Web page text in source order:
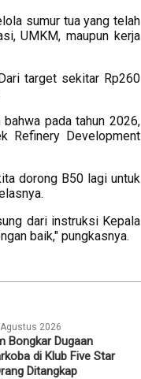
sumur tua yang telah
UMKM, maupun kerja
target sekitar Rp260
pada tahun 2026,
Refinery Development
dorong B50 lagi untuk
dari instruksi Kepala
baik," pungkasnya.
2026
Bongkar Dugaan
di Klub Five Star
Ditangkap